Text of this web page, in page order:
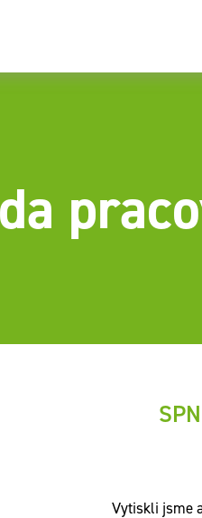
Vytiskli jsme